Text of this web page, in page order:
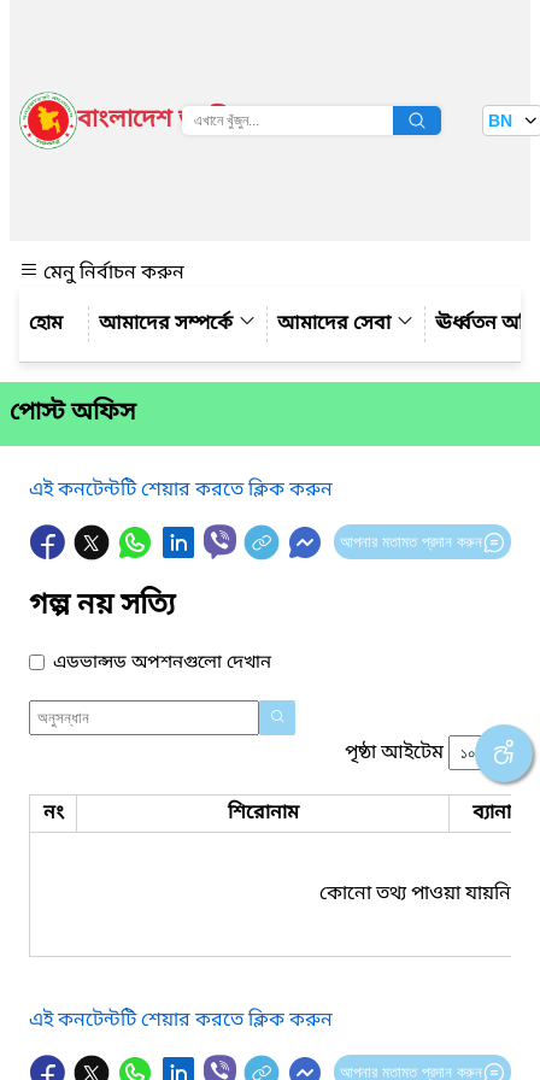
বাংলাদেশ জাতীয় তথ্য বাতায়ন BN
মেনু নির্বাচন করুন
আমাদের সম্পর্কে
আমাদের সেবা ঊর্ধ্বতন
পোস্ট অফিস
এই কনটেন্টটি শেয়ার করতে ক্লিক করুন
আপনার মতামত প্রদান করুন
গল্প নয় সত্যি
এডভান্সড অপশনগুলো দেখান
পৃষ্ঠা আইটেম
নং শিরোনাম ব্যানার
কোনো তথ্য পাওয়া যায়নি।
এই কনটেন্টটি শেয়ার করতে ক্লিক করুন
আপনার মতামত প্রদান করুন